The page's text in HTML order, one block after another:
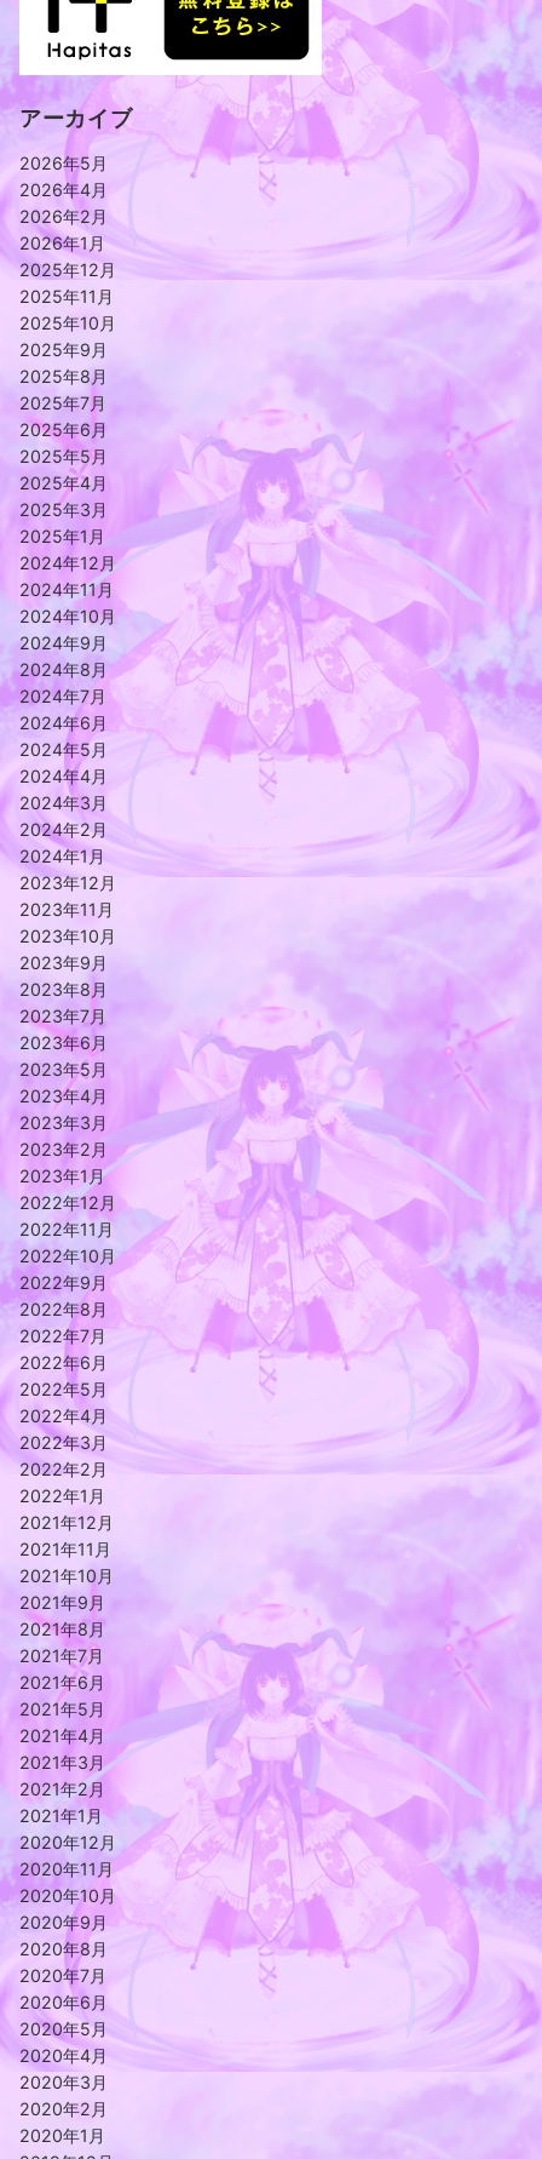
アーカイブ
2026年5月
2026年4月
2026年2月
2026年1月
2025年12月
2025年11月
2025年10月
2025年9月
2025年8月
2025年7月
2025年6月
2025年5月
2025年4月
2025年3月
2025年1月
2024年12月
2024年11月
2024年10月
2024年9月
2024年8月
2024年7月
2024年6月
2024年5月
2024年4月
2024年3月
2024年2月
2024年1月
2023年12月
2023年11月
2023年10月
2023年9月
2023年8月
2023年7月
2023年6月
2023年5月
2023年4月
2023年3月
2023年2月
2023年1月
2022年12月
2022年11月
2022年10月
2022年9月
2022年8月
2022年7月
2022年6月
2022年5月
2022年4月
2022年3月
2022年2月
2022年1月
2021年12月
2021年11月
2021年10月
2021年9月
2021年8月
2021年7月
2021年6月
2021年5月
2021年4月
2021年3月
2021年2月
2021年1月
2020年12月
2020年11月
2020年10月
2020年9月
2020年8月
2020年7月
2020年6月
2020年5月
2020年4月
2020年3月
2020年2月
2020年1月